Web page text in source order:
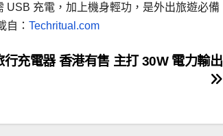
USB 充電，加上機身輕功，是外出旅遊必備
自： Techritual.com
行充電器 香港有售 主打 30W 電力輸出